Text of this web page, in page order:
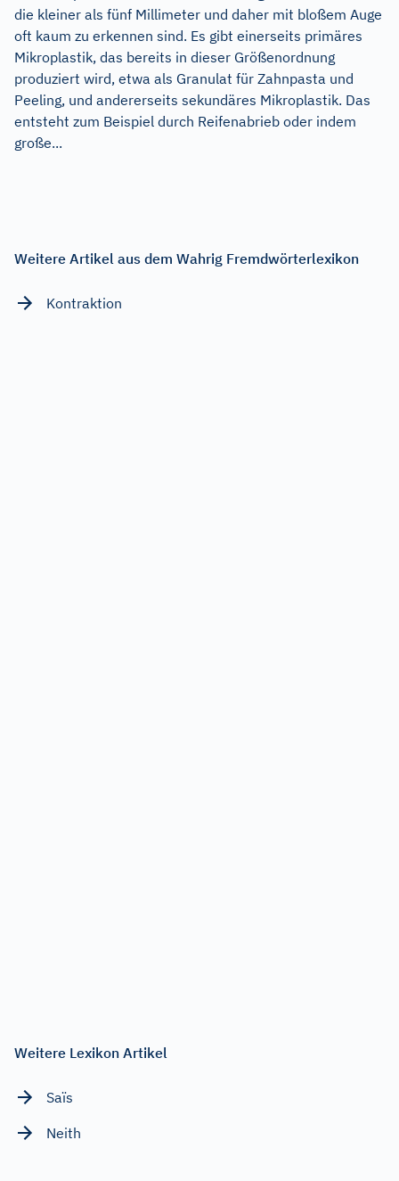
die kleiner als fünf Millimeter und daher mit bloßem Auge
oft kaum zu erkennen sind. Es gibt einerseits primäres
Mikroplastik, das bereits in dieser Größenordnung
produziert wird, etwa als Granulat für Zahnpasta und
Peeling, und andererseits sekundäres Mikroplastik. Das
entsteht zum Beispiel durch Reifenabrieb oder indem
große...
Weitere Artikel aus dem Wahrig Fremdwörterlexikon
Kontraktion
Weitere Lexikon Artikel
Saïs
Neith